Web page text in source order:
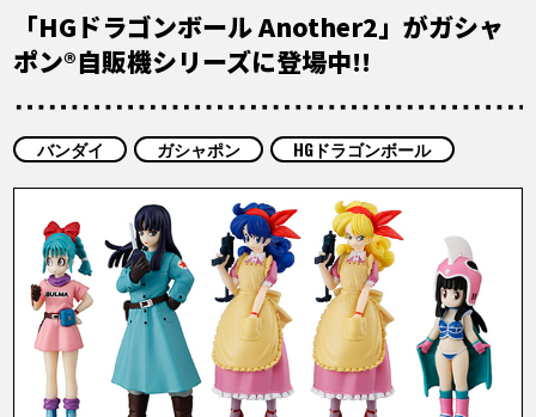
RANKING
MOVIE
COLUMNS
ABOUT
LANGUAGE
JP
EN FR DE ES
「HGドラゴンボール Another2」がガシャ
ポン®自販機シリーズに登場中!!
バンダイ ガシャポン HGドラゴンボール